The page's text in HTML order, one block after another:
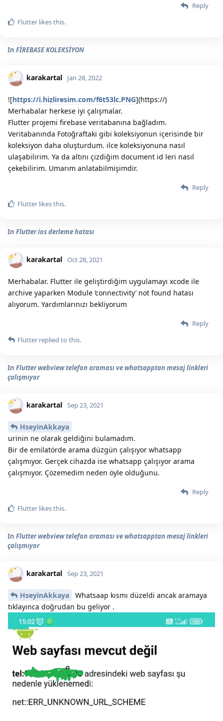
Reply
Flutter likes this.
In FİREBASE KOLEKSİYON
karakartal Jan 28, 2022
![https://i.hizliresim.com/f6t53lc.PNG](https://)
Merhabalar herkese iyi çalışmalar.
Flutter projemi firebase veritabanına bağladım.
Veritabanında Fotoğraftaki gibi koleksiyonun içerisinde bir
koleksiyon daha oluşturdum. ilce koleksiyonuna nasıl
ulaşabilirim. Ya da altını çizdiğim document id leri nasıl
çekebilirim. Umarım anlatabilmişimdir.
Reply
Flutter likes this.
In Flutter ios derleme hatası
karakartal Oct 28, 2021
Merhabalar. Flutter ile geliştirdiğim uygulamayı xcode ile
archive yaparken Module ‘connectivity’ not found hatası
alıyorum. Yardımlarınızı bekliyorum
Reply
Flutter replied to this.
In Flutter webview telefon araması ve whatsapptan mesaj linkleri
çalışmıyor
karakartal Sep 23, 2021
HseyinAkkaya
urinin ne olarak geldiğini bulamadım.
Bir de emilatörde arama düzgün çalışıyor whatsapp
çalışmıyor. Gerçek cihazda ise whatsapp çalışıyor arama
çalışmıyor. Çözemedim neden öyle olduğunu.
Reply
Flutter likes this.
In Flutter webview telefon araması ve whatsapptan mesaj linkleri
çalışmıyor
karakartal Sep 23, 2021
HseyinAkkaya
Whatsaap kısmı düzeldi ancak aramaya
tıklayınca doğrudan bu geliyor .